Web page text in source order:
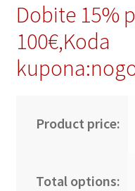
Dobite 15%
100€,Koda
Product price:
Total options: